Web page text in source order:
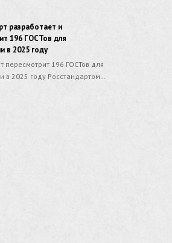
разработает и
196 ГОСТов для
в 2025 году
пересмотрит 196 ГОСТов для
в 2025 году Росстандартом…